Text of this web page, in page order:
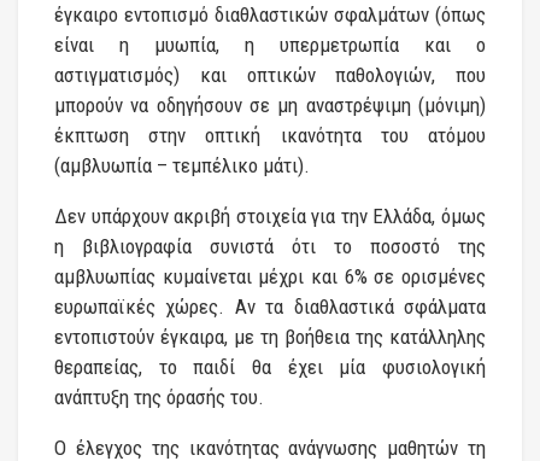
έγκαιρο εντοπισμό διαθλαστικών σφαλμάτων (όπως
είναι η μυωπία, η υπερμετρωπία και ο
αστιγματισμός) και οπτικών παθολογιών, που
μπορούν να οδηγήσουν σε μη αναστρέψιμη (μόνιμη)
έκπτωση στην οπτική ικανότητα του ατόμου
(αμβλυωπία – τεμπέλικο μάτι).
Δεν υπάρχουν ακριβή στοιχεία για την Ελλάδα, όμως
η βιβλιογραφία συνιστά ότι το ποσοστό της
αμβλυωπίας κυμαίνεται μέχρι και 6% σε ορισμένες
ευρωπαϊκές χώρες. Αν τα διαθλαστικά σφάλματα
εντοπιστούν έγκαιρα, με τη βοήθεια της κατάλληλης
θεραπείας, το παιδί θα έχει μία φυσιολογική
ανάπτυξη της όρασής του.
Ο έλεγχος της ικανότητας ανάγνωσης μαθητών τη